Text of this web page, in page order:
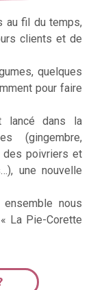
au fil du temps,
clients et de
quelques
pour faire
lancé dans la
(gingembre,
des poivriers et
une nouvelle
nous
La Pie-Corette